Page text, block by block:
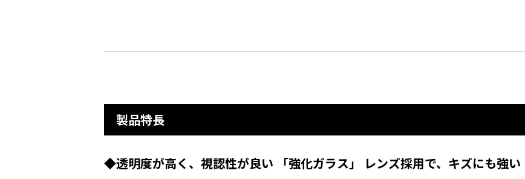
製品特長
◆透明度が高く、視認性が良い 「強化ガラス」 レンズ採用で、キズにも強い